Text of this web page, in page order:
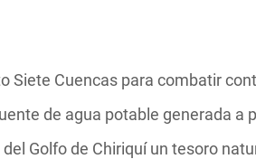
Siete Cuencas para combatir
de agua potable generada a
Golfo de Chiriquí un tesoro